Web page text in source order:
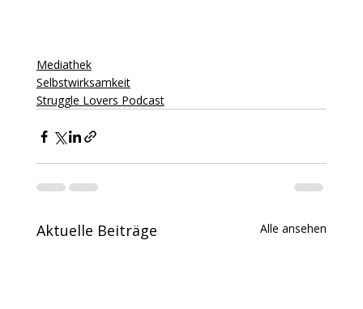
Mediathek
Selbstwirksamkeit
Struggle Lovers Podcast
Aktuelle Beiträge Alle ansehen